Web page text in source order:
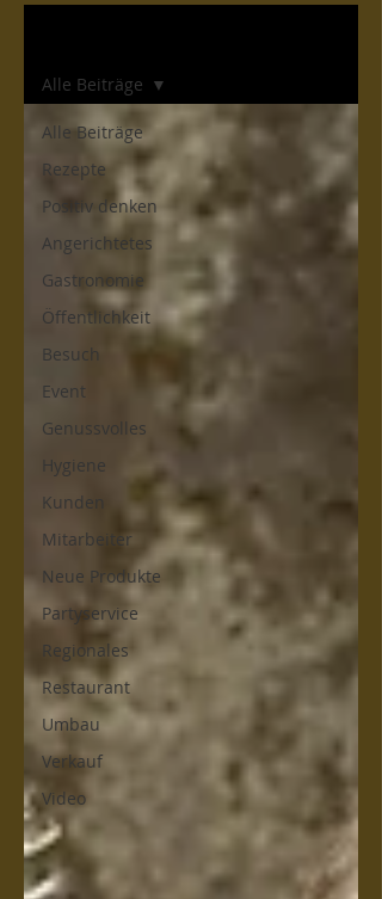
Alle Beiträge
Rezepte
Positiv denken
Angerichtetes
Gastronomie
Öffentlichkeit
Besuch
Event
Genussvolles
Hygiene
Kunden
Mitarbeiter
Neue Produkte
Partyservice
Regionales
Restaurant
Umbau
Verkauf
Video
Alle Beiträge